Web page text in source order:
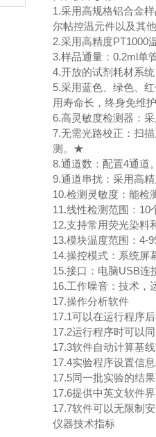
1.采用高规格铝合金
尔帖控温元件以及其
2.采用高精度PT1000
3.样品通量：0.2ml单
4.开放的试剂耗材系
5.采用蓝色、绿色、
用寿命长，终身免维
6.高灵敏度检测器：
7.无需光路校正：扫
测。★
8.通道数：配置4通道
9.通道串扰：采用高
10.检测灵敏度：能检
11.线性检测范围：
12.支持常用荧光染料
13.模块温度范围：4-
14.操控模式：系统
15.接口：电脑USB连
16.工作噪音：技术，
17.操作分析软件
17.1可以在运行程序
17.2运行程序时可以
17.3软件自动计算基
17.4实验程序设置信
17.5同一批实验的结
17.6提供中英文软件
17.7软件可以无限制
仪器技术指标